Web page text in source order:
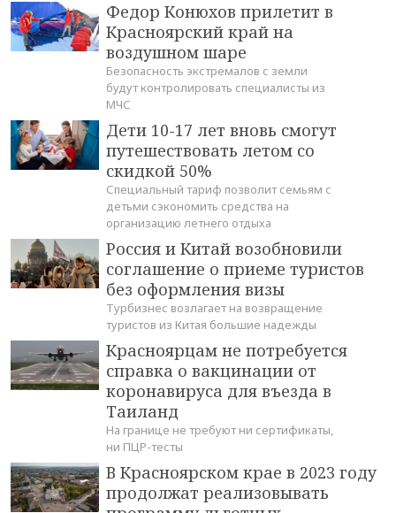
Федор Конюхов прилетит в
Красноярский край на
воздушном шаре
Безопасность экстремалов с земли
будут контролировать специалисты из
МЧС
Дети 10-17 лет вновь смогут
путешествовать летом со
скидкой 50%
Специальный тариф позволит семьям с
детьми сэкономить средства на
организацию летнего отдыха
Россия и Китай возобновили
соглашение о приеме туристов
без оформления визы
Турбизнес возлагает на возвращение
туристов из Китая большие надежды
Красноярцам не потребуется
справка о вакцинации от
коронавируса для въезда в
Таиланд
На границе не требуют ни сертификаты,
ни ПЦР-тесты
В Красноярском крае в 2023 году
продолжат реализовывать